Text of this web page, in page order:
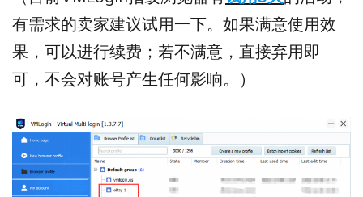
有需求的卖家建议试用一下。如果满意使用效
果，可以进行续费；若不满意，直接弃用即
可，不会对账号产生任何影响。）